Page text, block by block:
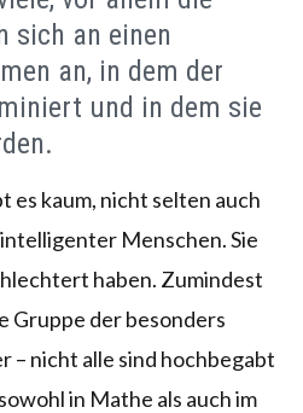
sich an einen
an, in dem der
und in dem sie
es kaum, nicht selten auch
Menschen. Sie
haben. Zumindest
Gruppe der besonders
– nicht alle sind hochbegabt
in Mathe als auch im